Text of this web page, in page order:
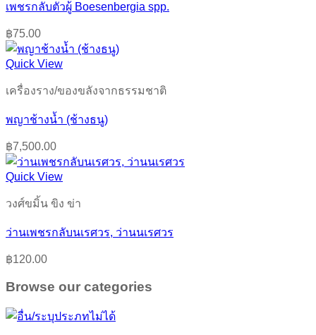
เพชรกลับตัวผู้ Boesenbergia spp.
฿75.00
Quick View
เครื่องราง/ของขลังจากธรรมชาติ
พญาช้างน้ำ (ช้างธนู)
฿7,500.00
Quick View
วงศ์ขมิ้น ขิง ข่า
ว่านเพชรกลับนเรศวร, ว่านนเรศวร
฿120.00
Browse our categories